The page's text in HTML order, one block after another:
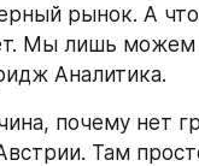
рынок. А
Мы лишь можем
Аналитика.
почему нет
Там